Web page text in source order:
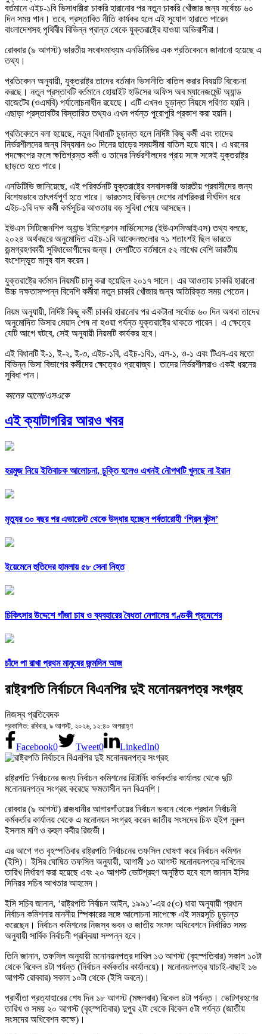
বর্তমানে এইচ-১বি ভিসাধারীরা চাকরি হারানোর পর নতুন চাকরি খোঁজার জন্য সর্বোচ্চ ৬০
দিন সময় পান। তবে, প্রস্তাবিত নীতি কার্যকর হলে এই সুযোগ হারাতে পারেন
বাংলাদেশসহ পৃথিবীর বিভিন্ন প্রান্ত থেকে যুক্তরাষ্ট্রে যাওয়া অভিবাসীরা।
রোববার (৯ আগস্ট) ভারতীয় সংবাদমাধ্যম এনডিটিভির এক প্রতিবেদনে জানানো হয়েছে এ
তথ্য।
প্রতিবেদন অনুযায়ী, যুক্তরাষ্ট্র তাদের বর্তমান ভিসানীতি বাতিল করার বিষয়টি বিবেচনা
করছে। নতুন প্রস্তাবটি বর্তমানে হোয়াইট হাউসের অফিস অব ম্যানেজমেন্ট অ্যান্ড
বাজেটের (ওএমবি) পর্যালোচনাধীন রয়েছে। এটি এখনও চূড়ান্ত নিয়মে পরিণত হয়নি।
এছাড়া প্রস্তাবটির বিস্তারিত তথ্যও এখন পর্যন্ত পুরোপুরি প্রকাশ করা হয়নি।
প্রতিবেদনে বলা হয়েছে, নতুন বিধানটি চূড়ান্ত হলে নির্দিষ্ট কিছু কর্মী এবং তাদের
নির্ভরশীলদের জন্য বিদ্যমান ৬০ দিনের ছাড়ের সময়সীমা বাতিল হয়ে যাবে। এ ধরনের
পদক্ষেপের ফলে ক্ষতিগ্রস্ত কর্মী ও তাদের নির্ভরশীলদের প্রায় সঙ্গে সঙ্গেই যুক্তরাষ্ট্র
ছাড়তে হতে পারে।
এনডিটিভি জানিয়েছে, এই পরিবর্তনটি যুক্তরাষ্ট্রে বসবাসকারী ভারতীয় প্রবাসীদের জন্য
বিশেষভাবে তাৎপর্যপূর্ণ হতে পারে। ভারতসহ বিভিন্ন দেশের নাগরিকরা দীর্ঘদিন ধরে
এইচ-১বি দক্ষ কর্মী কর্মসূচির আওতায় বড় সুবিধা পেয়ে আসছেন।
ইউএস সিটিজেনশিপ অ্যান্ড ইমিগ্রেশন সার্ভিসেসের (ইউএসসিআইএস) তথ্য বলছে,
২০২৪ অর্থবছরে অনুমোদিত এইচ-১বি আবেদনগুলোর ৭১ শতাংশই ছিল ভারতে
জন্মগ্রহণকারী সুবিধাভোগীদের জন্য। দেশটিতে বর্তমানে ৫২ লাখের বেশি ভারতীয়
বংশোদ্ভূত মানুষ বাস করেন।
যুক্তরাষ্ট্রে বর্তমান নিয়মটি চালু করা হয়েছিল ২০১৭ সালে। এর আওতায় চাকরি হারানো
উচ্চ দক্ষতাসম্পন্ন বিদেশি কর্মীরা নতুন চাকরি খোঁজার জন্য অতিরিক্ত সময় পেতেন।
নিয়ম অনুযায়ী, নির্দিষ্ট কিছু কর্মী চাকরি হারানোর পর একটানা সর্বোচ্চ ৬০ দিন অথবা তাদের
অনুমোদিত ভিসার মেয়াদ শেষ না হওয়া পর্যন্ত যুক্তরাষ্ট্রে থাকতে পারেন। এ ক্ষেত্রে
যেটি আগে ঘটবে, সেই অনুযায়ী নিয়মটি কার্যকর হবে।
এই বিধানটি ই-১, ই-২, ই-৩, এইচ-১বি, এইচ-১বি১, এল-১, ও-১ এবং টিএন-এর মতো
বিভিন্ন ভিসা বিভাগের কর্মীদের ক্ষেত্রেও প্রযোজ্য। তাদের নির্ভরশীলরাও একই ধরনের
সুবিধা পান।
কালের আলো/এসএকে
এই ক্যাটাগরির আরও খবর
হরমুজ নিয়ে ইতিবাচক আলোচনা, চুক্তি হলেও এখনই নৌপথটি খুলছে না ইরান
মৃত্যুর ৩০ বছর পর এভারেস্ট থেকে উদ্ধার হচ্ছেন পর্বতারোহী ‘গ্রিন বুটস’
ইয়েমেনে হুতিদের হামলায় ৫৮ সেনা নিহত
চিকিৎসার উদ্দেশে গাঁজা চাষ ও ব্যবহারের বৈধতা নেপালের গণ্ডকী প্রদেশের
চাঁদে পা রাখা প্রথম মানুষের জন্মদিন আজ
রাষ্ট্রপতি নির্বাচনে বিএনপির দুই মনোনয়নপত্র সংগ্রহ
নিজস্ব প্রতিবেদক
প্রকাশিত: রবিবার, ৯ আগস্ট, ২০২৬, ১২:৪০ অপরাহ্ণ
Facebook0 Tweet0 LinkedIn0
রাষ্ট্রপতি নির্বাচনের জন্য নির্বাচন কমিশনের রিটার্নিং কর্মকর্তার কার্যালয় থেকে দুটি
মনোনয়নপত্র সংগ্রহ করেছে ক্ষমতাসীন দল বিএনপি।
রোববার (৯ আগস্ট) রাজধানীর আগারগাঁওয়ের নির্বাচন ভবনে থেকে প্রধান নির্বাচনী
কর্মকর্তার কার্যালয় থেকে এ মনোনয়ন সংগ্রহ করেন জাতীয় সংসদের চিফ হুইপ নূরুল
ইসলাম মণি ও রুহুল কবীর রিজভী।
এর আগে গত বৃহস্পতিবার রাষ্ট্রপতি নির্বাচনের তফসিল ঘোষণা করে নির্বাচন কমিশন
(ইসি)। ইসির ঘোষিত তফসিল অনুযায়ী, আগামী ১৩ আগস্ট মনোনয়নপত্র দাখিলের
তারিখ নির্ধারণ করা হয়েছে এবং ২০ আগস্ট ভোটগ্রহণ অনুষ্ঠিত হবে বলে জানান ইসির
সিনিয়র সচিব আখতার আহমেদ।
ইসি সচিব জানান, ‘রাষ্ট্রপতি নির্বাচন আইন, ১৯৯১’-এর ৫(৩) ধারা অনুযায়ী প্রধান
নির্বাচন কমিশনার মাননীয় স্পিকারের সঙ্গে আলোচনা সাপেক্ষে এই সময়সূচি চূড়ান্ত
করেছেন। নির্বাচন কমিশনের নিজস্ব ভবন ও জাতীয় সংসদ অধিবেশনে নির্ধারিত সময়
অনুযায়ী সার্বিক নির্বাচনী প্রক্রিয়া সম্পন্ন হবে।
তিনি জানান, তফসিল অনুযায়ী মনোনয়নপত্র দাখিল ১৩ আগস্ট (বৃহস্পতিবার) সকাল ১০টা
থেকে বিকেল ৪টা পর্যন্ত (নির্বাচন কর্মকর্তার কার্যালয়ে)। মনোনয়নপত্র যাচাই-বাছাই ১৬
আগস্ট রোববার) সকাল ১০টা থেকে (ইসি ভবনে)।
প্রার্থীতা প্রত্যাহারের শেষ দিন ১৮ আগস্ট (মঙ্গলবার) বিকেল ৪টা পর্যন্ত। ভোটগ্রহণের
তারিখ ও সময় ২০ আগস্ট (বৃহস্পতিবার) দুপুর ২টা থেকে বিকেল ৫টা পর্যন্ত (জাতীয়
সংসদের অধিবেশন কক্ষে)।